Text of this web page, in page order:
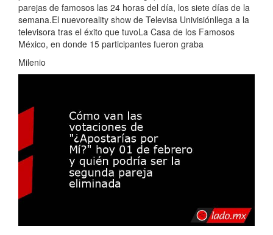
parejas de famosos las 24 horas del día, los siete días de la
semana.El nuevoreality show de Televisa Univisiónllega a la
televisora tras el éxito que tuvoLa Casa de los Famosos
México, en donde 15 participantes fueron graba
Milenio